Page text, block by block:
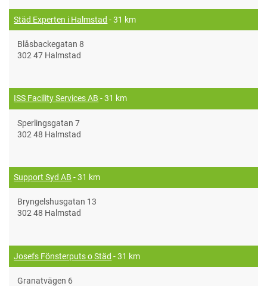
Städ Experten i Halmstad - 31 km
Blåsbackegatan 8
302 47 Halmstad
ISS Facility Services AB - 31 km
Sperlingsgatan 7
302 48 Halmstad
Support Syd AB - 31 km
Bryngelshusgatan 13
302 48 Halmstad
Josefs Fönsterputs o Städ - 31 km
Granatvägen 6